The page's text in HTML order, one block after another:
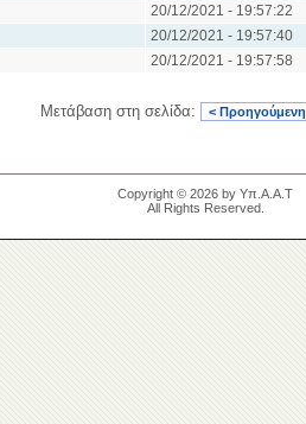
20/12/2021 - 19:57:22
20/12/2021 - 19:57:40
20/12/2021 - 19:57:58
Μετάβαση στη σελίδα: < Προηγούμενη
Copyright © 2026 by Υπ.Α.Α.Τ
All Rights Reserved.